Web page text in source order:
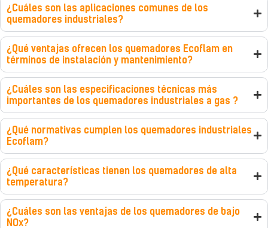
¿Cuáles son las aplicaciones comunes de los
quemadores industriales?
¿Qué ventajas ofrecen los quemadores Ecoflam en
términos de instalación y mantenimiento?
¿Cuáles son las especificaciones técnicas más
importantes de los quemadores industriales a gas ?
¿Qué normativas cumplen los quemadores industriales
Ecoflam?
¿Qué características tienen los quemadores de alta
temperatura?
¿Cuáles son las ventajas de los quemadores de bajo
NOx?